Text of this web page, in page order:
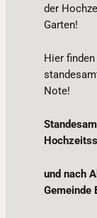
der
Garten!
Hier
Note!
und nach
Gemeinde